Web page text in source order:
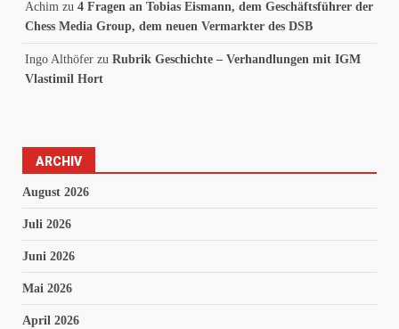
Achim zu 4 Fragen an Tobias Eismann, dem Geschäftsführer der
Chess Media Group, dem neuen Vermarkter des DSB
Ingo Althöfer zu Rubrik Geschichte – Verhandlungen mit IGM
Vlastimil Hort
ARCHIV
August 2026
Juli 2026
Juni 2026
Mai 2026
April 2026